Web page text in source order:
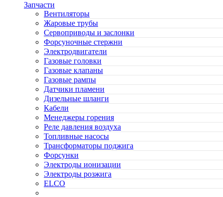
Запчасти
Вентиляторы
Жаровые трубы
Сервоприводы и заслонки
Форсуночные стержни
Электродвигатели
Газовые головки
Газовые клапаны
Газовые рампы
Датчики пламени
Дизельные шланги
Кабели
Менеджеры горения
Реле давления воздуха
Топливные насосы
Трансформаторы поджига
Форсунки
Электроды ионизации
Электроды розжига
ELCO